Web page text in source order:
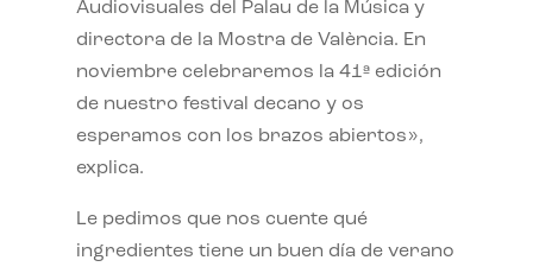
Audiovisuales del Palau de la Música y
directora de la Mostra de València. En
noviembre celebraremos la 41ª edición
de nuestro festival decano y os
esperamos con los brazos abiertos»,
explica.
Le pedimos que nos cuente qué
ingredientes tiene un buen día de verano